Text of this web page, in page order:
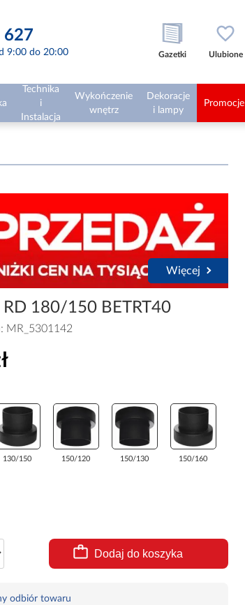
627
9:00 do 20:00 Gazetki Ulubione
Technika
i
Instalacja
Wykończenie
wnętrz
Dekoracje
i lampy
Promocje
Więcej
RD 180/150 BETRT40
MR_5301142
130/150 150/120 150/130 150/160
Dodaj do koszyka
odbiór towaru